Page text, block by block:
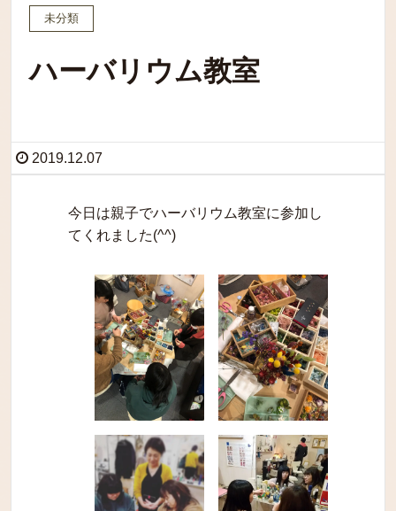
未分類
ハーバリウム教室
2019.12.07
今日は親子でハーバリウム教室に参加し
てくれました(^^)